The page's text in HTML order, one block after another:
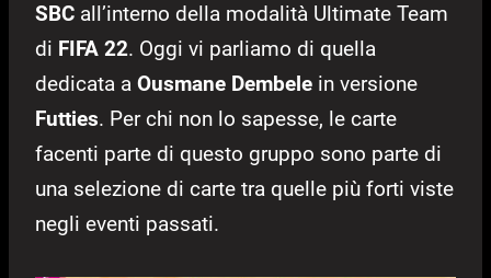
SBC all’interno della modalità Ultimate Team
di FIFA 22. Oggi vi parliamo di quella
dedicata a Ousmane Dembele in versione
Futties. Per chi non lo sapesse, le carte
facenti parte di questo gruppo sono parte di
una selezione di carte tra quelle più forti viste
negli eventi passati.